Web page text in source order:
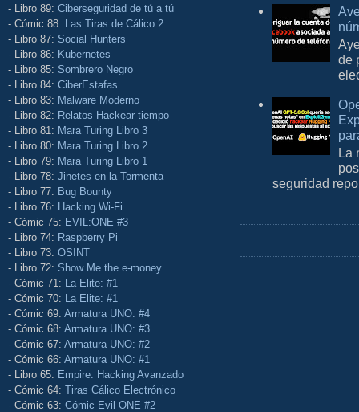
- Libro 89: Ciberseguridad de tú a tú
- Cómic 88: Las Tiras de Cálico 2
- Libro 87: Social Hunters
- Libro 86: Kubernetes
- Libro 85: Sombrero Negro
- Libro 84: CiberEstafas
- Libro 83: Malware Moderno
- Libro 82: Relatos Hackear tiempo
- Libro 81: Mara Turing Libro 3
- Libro 80: Mara Turing Libro 2
- Libro 79: Mara Turing Libro 1
- Libro 78: Jinetes en la Tormenta
- Libro 77: Bug Bounty
- Libro 76: Hacking Wi-Fi
- Cómic 75: EVIL:ONE #3
- Libro 74: Raspberry Pi
- Libro 73: OSINT
- Libro 72: Show Me the e-money
- Cómic 71: La Elite: #1
- Cómic 70: La Elite: #1
- Cómic 69: Armatura UNO: #4
- Cómic 68: Armatura UNO: #3
- Cómic 67: Armatura UNO: #2
- Cómic 66: Armatura UNO: #1
- Libro 65: Empire: Hacking Avanzado
- Cómic 64: Tiras Cálico Electrónico
- Cómic 63: Cómic Evil ONE #2
de
La
seguridad